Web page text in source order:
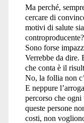
Ma perché,
cercare di
motivi di salute
controproducente?
Sono forse
Verrebbe da dire.
che conta è il
No, la follia non
E neppure
percorso che
queste persone
costi, non